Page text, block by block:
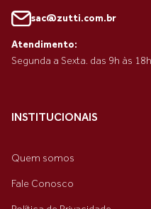
sac@zutti.com.br
Atendimento:
Segunda a Sexta. das 9h às 18h
INSTITUCIONAIS
Quem somos
Fale Conosco